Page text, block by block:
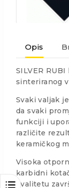
Opis
SILVER
sinteriranog
Svaki valjak
da svaki
funkciji i
različite
keramičkog
Visoka
karbidni
kvalitetu